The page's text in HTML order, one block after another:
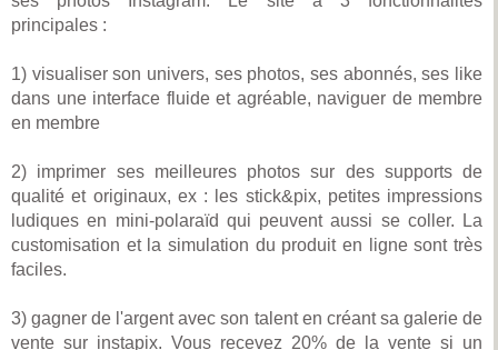
principales :
1) visualiser son univers, ses photos, ses abonnés, ses like
dans une interface fluide et agréable, naviguer de membre
en membre
2) imprimer ses meilleures photos sur des supports de
qualité et originaux, ex : les stick&pix, petites impressions
ludiques en mini-polaraïd qui peuvent aussi se coller. La
customisation et la simulation du produit en ligne sont très
faciles.
3) gagner de l'argent avec son talent en créant sa galerie de
vente sur instapix. Vous recevez 20% de la vente si un